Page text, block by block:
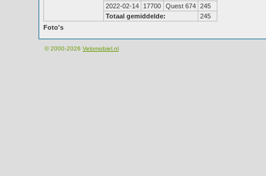
2022-02-14
17700 Quest 674 245
Totaal gemiddelde:
245
Foto's
© 2000-2026 Velomobiel.nl